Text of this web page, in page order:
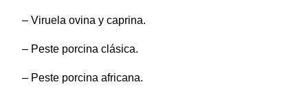
– Viruela ovina y caprina.
– Peste porcina clásica.
– Peste porcina africana.